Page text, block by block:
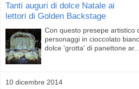
Tanti auguri di dolce Natale ai
lettori di Golden Backstage
Con questo presepe artistico
personaggi in cioccolato
dolce 'grotta' di panettone ar...
10 dicembre 2014